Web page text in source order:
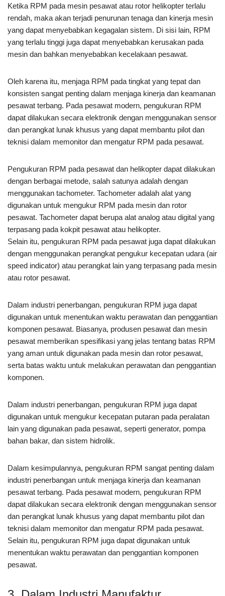
Ketika RPM pada mesin pesawat atau rotor helikopter terlalu
rendah, maka akan terjadi penurunan tenaga dan kinerja mesin
yang dapat menyebabkan kegagalan sistem. Di sisi lain, RPM
yang terlalu tinggi juga dapat menyebabkan kerusakan pada
mesin dan bahkan menyebabkan kecelakaan pesawat.
Oleh karena itu, menjaga RPM pada tingkat yang tepat dan
konsisten sangat penting dalam menjaga kinerja dan keamanan
pesawat terbang. Pada pesawat modern, pengukuran RPM
dapat dilakukan secara elektronik dengan menggunakan sensor
dan perangkat lunak khusus yang dapat membantu pilot dan
teknisi dalam memonitor dan mengatur RPM pada pesawat.
Pengukuran RPM pada pesawat dan helikopter dapat dilakukan
dengan berbagai metode, salah satunya adalah dengan
menggunakan tachometer. Tachometer adalah alat yang
digunakan untuk mengukur RPM pada mesin dan rotor
pesawat. Tachometer dapat berupa alat analog atau digital yang
terpasang pada kokpit pesawat atau helikopter.
Selain itu, pengukuran RPM pada pesawat juga dapat dilakukan
dengan menggunakan perangkat pengukur kecepatan udara (air
speed indicator) atau perangkat lain yang terpasang pada mesin
atau rotor pesawat.
Dalam industri penerbangan, pengukuran RPM juga dapat
digunakan untuk menentukan waktu perawatan dan penggantian
komponen pesawat. Biasanya, produsen pesawat dan mesin
pesawat memberikan spesifikasi yang jelas tentang batas RPM
yang aman untuk digunakan pada mesin dan rotor pesawat,
serta batas waktu untuk melakukan perawatan dan penggantian
komponen.
Dalam industri penerbangan, pengukuran RPM juga dapat
digunakan untuk mengukur kecepatan putaran pada peralatan
lain yang digunakan pada pesawat, seperti generator, pompa
bahan bakar, dan sistem hidrolik.
Dalam kesimpulannya, pengukuran RPM sangat penting dalam
industri penerbangan untuk menjaga kinerja dan keamanan
pesawat terbang. Pada pesawat modern, pengukuran RPM
dapat dilakukan secara elektronik dengan menggunakan sensor
dan perangkat lunak khusus yang dapat membantu pilot dan
teknisi dalam memonitor dan mengatur RPM pada pesawat.
Selain itu, pengukuran RPM juga dapat digunakan untuk
menentukan waktu perawatan dan penggantian komponen
pesawat.